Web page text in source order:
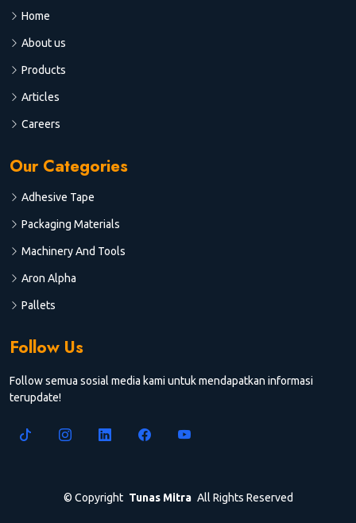
Home
About us
Products
Articles
Careers
Our Categories
Adhesive Tape
Packaging Materials
Machinery And Tools
Aron Alpha
Pallets
Follow Us
Follow semua sosial media kami untuk mendapatkan informasi
terupdate!
© Copyright Tunas Mitra All Rights Reserved